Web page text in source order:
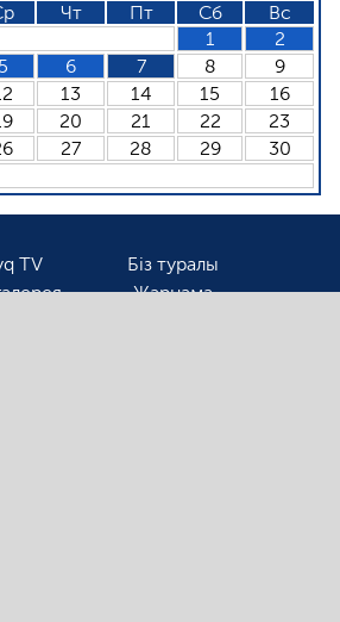
Чт Пт Сб
Вс
1
2
5 6 7 8
9
13 14 15
16
20 21 22
23
27 28 29
30
TV
Біз туралы
Жарнама